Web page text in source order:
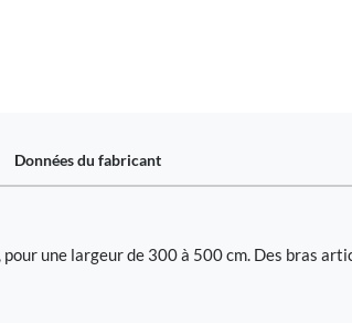
Données du fabricant
une largeur de 300 à 500 cm. Des bras